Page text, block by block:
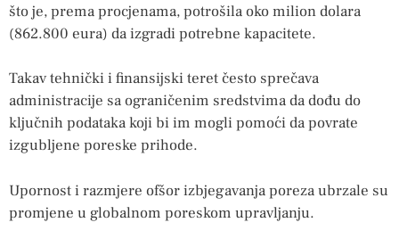
što je, prema procjenama, potrošila oko milion dolara
(862.800 eura) da izgradi potrebne kapacitete.
Takav tehnički i finansijski teret često sprečava
administracije sa ograničenim sredstvima da dođu do
ključnih podataka koji bi im mogli pomoći da povrate
izgubljene poreske prihode.
Upornost i razmjere ofšor izbjegavanja poreza ubrzale su
promjene u globalnom poreskom upravljanju.